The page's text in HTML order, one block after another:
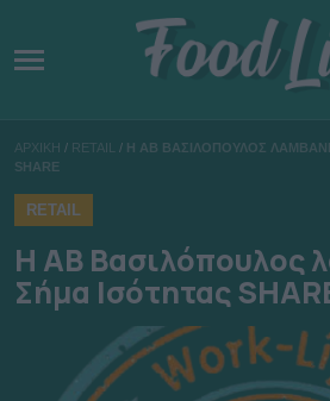
ΑΡΧΙΚΗ / RETAIL / H ΑΒ ΒΑΣΙΛΟΠΟΥΛΟΣ
SHARE
RETAIL
H ΑΒ Βασιλόπουλος
Σήμα Ισότητας